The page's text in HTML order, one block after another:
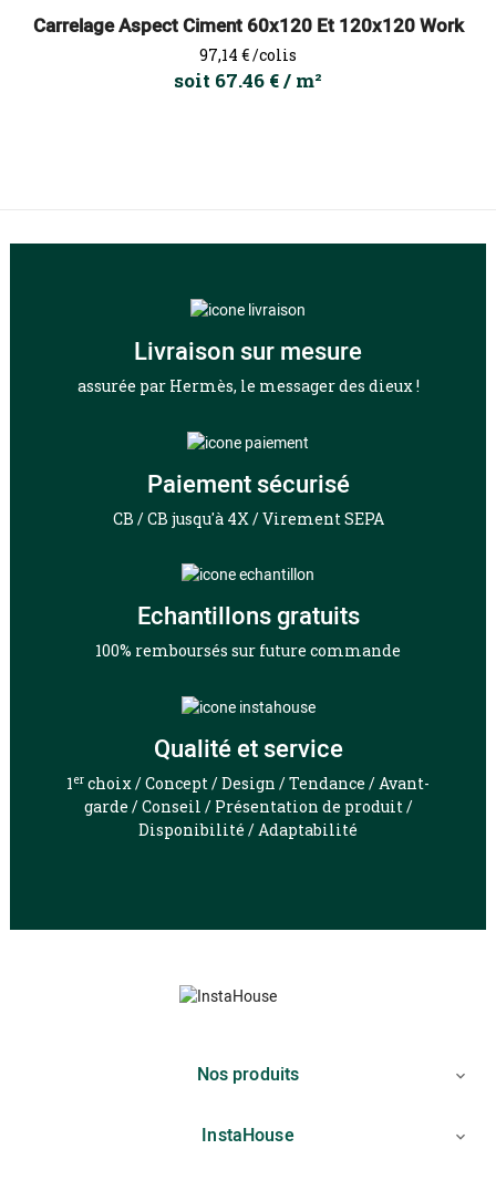
Carrelage Aspect Ciment 60x120 Et 120x120 Work
Prix
97,14 €/colis
soit 67.46 € / m²
Livraison sur mesure
assurée par Hermès, le messager des dieux !
Paiement sécurisé
CB / CB jusqu'à 4X / Virement SEPA
Echantillons gratuits
100% remboursés sur future commande
Qualité et service
1er choix / Concept / Design / Tendance / Avant-
garde / Conseil / Présentation de produit /
Disponibilité / Adaptabilité
Nos produits 
InstaHouse 